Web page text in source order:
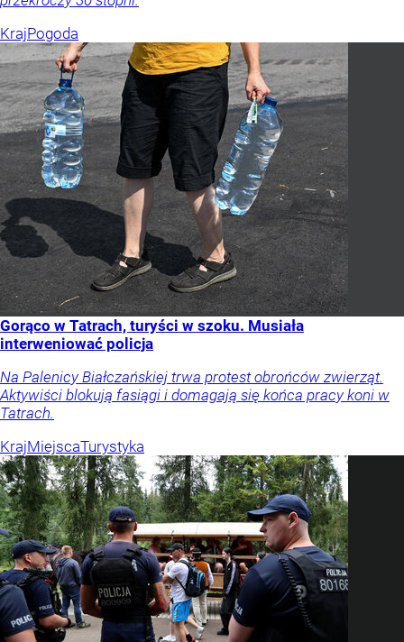
KrajPogoda
Gorąco w Tatrach, turyści w szoku. Musiała
interweniować policja
Na Palenicy Białczańskiej trwa protest obrońców zwierząt.
Aktywiści blokują fasiągi i domagają się końca pracy koni w
Tatrach.
KrajMiejscaTurystyka